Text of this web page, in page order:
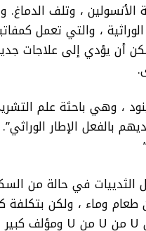
الأنسولين ، وتلف
بالفعل الإطار
الثدييات في حالة من
طعام وماء ، ولكن